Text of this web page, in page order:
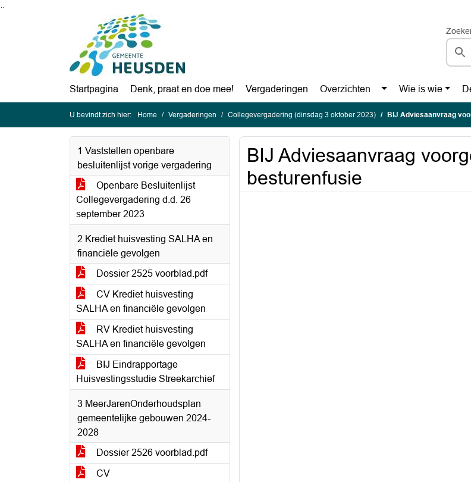
Ga naar de inhoud van deze pagina
Startpagina Denk, praat en doe mee! Vergaderingen Overzichten Wie is wie
U bevindt zich hier: Home Vergaderingen Collegevergadering (dinsdag 3 oktober 2023) BIJ Adviesaanvraag
1 Vaststellen openbare
besluitenlijst vorige vergadering
Openbare Besluitenlijst
Collegevergadering d.d. 26
september 2023
2 Krediet huisvesting SALHA en
financiële gevolgen
Dossier 2525 voorblad.pdf
CV Krediet huisvesting
SALHA en financiële gevolgen
RV Krediet huisvesting
SALHA en financiële gevolgen
BIJ Eindrapportage
Huisvestingsstudie Streekarchief
3 MeerJarenOnderhoudsplan
gemeentelijke gebouwen 2024-
2028
Dossier 2526 voorblad.pdf
CV
BIJ Adviesaanvraag
besturenfusie